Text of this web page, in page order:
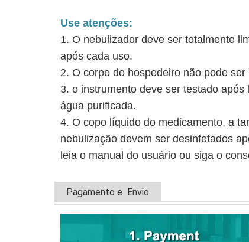
Use atenções:
1. O nebulizador deve ser totalmente
após cada uso.
2. O corpo do hospedeiro não pode
3. o instrumento deve ser testado
água purificada.
4. O copo líquido do medicamento, a
nebulização devem ser desinfetados
leia o manual do usuário ou siga o
Pagamento e Envio